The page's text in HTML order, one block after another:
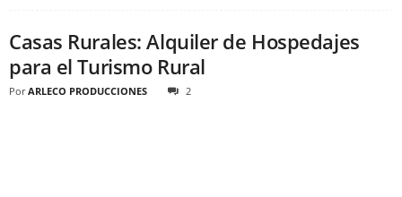
Casas Rurales: Alquiler de Hospedajes
para el Turismo Rural
Por ARLECO PRODUCCIONES 2